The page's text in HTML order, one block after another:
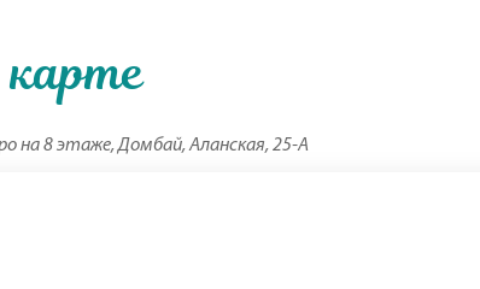
на 8 этаже, Домбай, Аланская, 25-А